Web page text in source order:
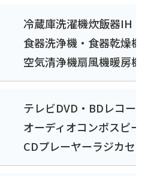
冷蔵庫洗濯機炊飯器IH・
食器洗浄機・食器乾燥機
空気清浄機扇風機暖房機
テレビDVD・BDレコー
オーディオコンポスピー
CDプレーヤーラジカセ